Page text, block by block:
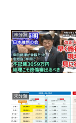
未分類
未分類